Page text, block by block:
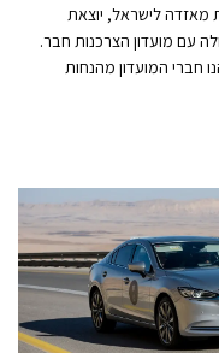
מאזדה לישראל, יוצאת
עם מועדון הצרכנות חבר.
חברי המועדון מהנחות
התצוגה של מאזדה בין